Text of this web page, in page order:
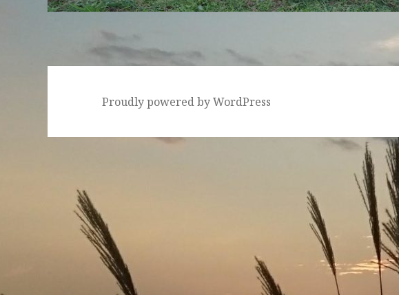
ー
Proudly powered by WordPress